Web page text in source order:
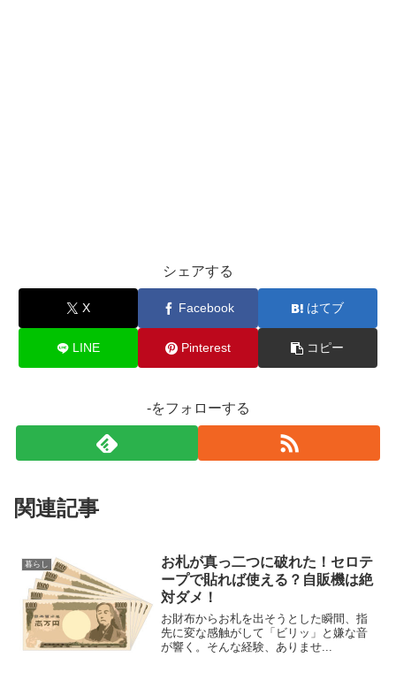
シェアする
X Facebook はてブ
LINE Pinterest コピー
-をフォローする
関連記事
暮らし
お札が真っ二つに破れた！セロテ
ープで貼れば使える？自販機は絶
対ダメ！
お財布からお札を出そうとした瞬間、指
先に変な感触がして「ビリッ」と嫌な音
が響く。そんな経験、ありませ...